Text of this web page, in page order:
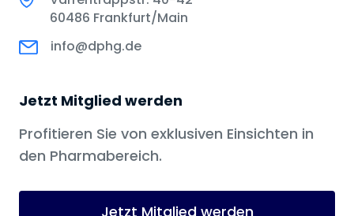
60486 Frankfurt/Main
info@dphg.de
Jetzt Mitglied werden
Profitieren Sie von exklusiven Einsichten in
den Pharmabereich.
Jetzt Mitglied werden